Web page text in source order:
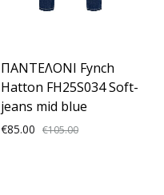
ΠΑΝΤΕΛΟΝΙ Fynch
Hatton FH25S034 Soft-
jeans mid blue
€85.00 €105.00